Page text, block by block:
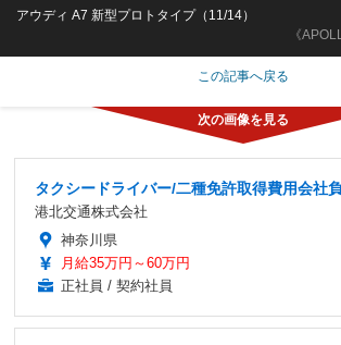
《
アウディ A7 新型プロトタイプ（11/14）
この記事へ戻る
タクシードライバー/二種免許取得費用会社
港北交通株式会社
神奈川県
月給35万円～60万円
正社員 / 契約社員